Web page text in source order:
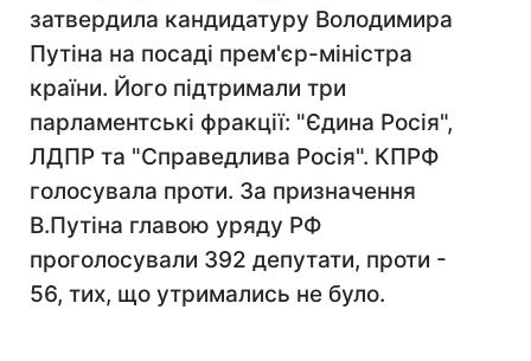
затвердила кандидатуру Володимира
Путіна на посаді прем'єр-міністра
країни. Його підтримали три
парламентські фракції: "Єдина Росія",
ЛДПР та "Справедлива Росія". КПРФ
голосувала проти. За призначення
В.Путіна главою уряду РФ
проголосували 392 депутати, проти -
56, тих, що утримались не було.